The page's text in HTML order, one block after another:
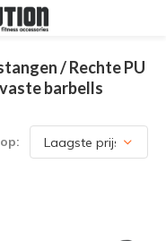
/ Rechte PU
barbells